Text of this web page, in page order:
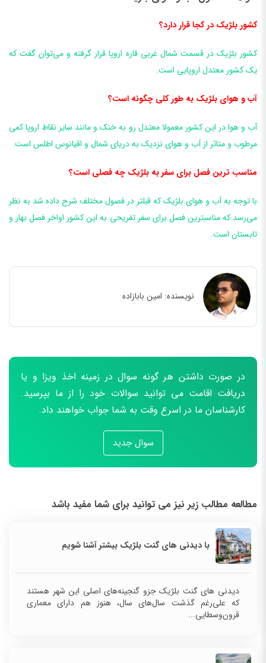
کشور بلژیک در کجا قرار دارد؟
کشور بلژیک در قسمت شمال غربی قاره اروپا قرار گرفته و می‌توان گفت که
یک کشور معتدل اروپایی است.
آب و هوای بلژیک به طور کلی چگونه است؟
آب و هوا در این کشور معمولا معتدل رو به خنک و مانند سایر نقاط اروپا کمی
مرطوب و متاثر از آب و هوای نزدیک به دریای شمال و اقیانوس اطلس است.
مناسب ترین فصل برای سفر به بلژیک چه فصلی است؟
با توجه به آب و هوای بلژیک که قبلتر در فصول مختلف شرح داده شد به نظر
می‌رسد که مناسبترین فصل برای سفر تفریحی به این کشور اواخر فصل بهار و
تابستان است.
نویسنده: امین بابازاده
در صورت داشتن هر گونه سوال در زمینه اخذ ویزا و یا
دریافت اقامت می توانید سوالات خود را از ما بپرسید.
کارشناسان ما در اسرع وقت به شما جواب خواهند داد.
سوال جدید
مطالعه مطالب زیر نیز می توانید برای شما مفید باشد
با دیدنی ‌های گنت بلژیک بیشتر آشنا شویم
دیدنی ‌های گنت بلژیک جزو گنجینه‌های اصلی این شهر هستند
که علی‌رغم گذشت سال‌های سال، هنوز هم دارای معماری
قرون‌وسطایی...